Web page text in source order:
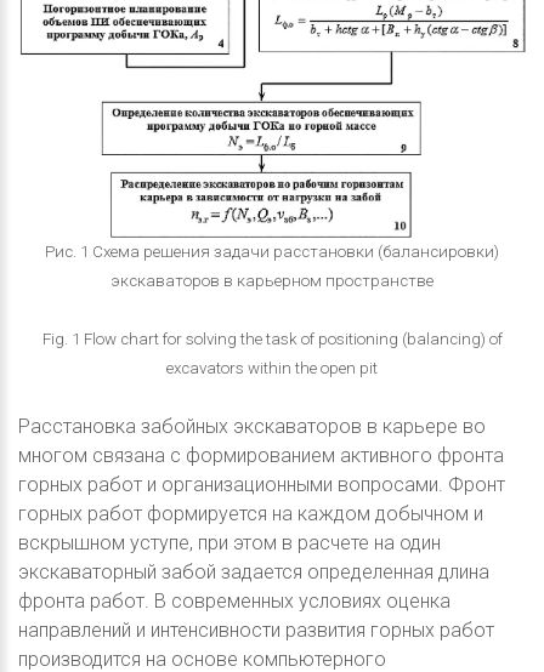
Рис. 1 Схема решения задачи расстановки (балансировки)
экскаваторов в карьерном пространстве
Fig. 1 Flow chart for solving the task of positioning (balancing) of
excavators within the open pit
Расстановка забойных экскаваторов в карьере во
многом связана с формированием активного фронта
горных работ и организационными вопросами. Фронт
горных работ формируется на каждом добычном и
вскрышном уступе, при этом в расчете на один
экскаваторный забой задается определенная длина
фронта работ. В современных условиях оценка
направлений и интенсивности развития горных работ
производится на основе компьютерного